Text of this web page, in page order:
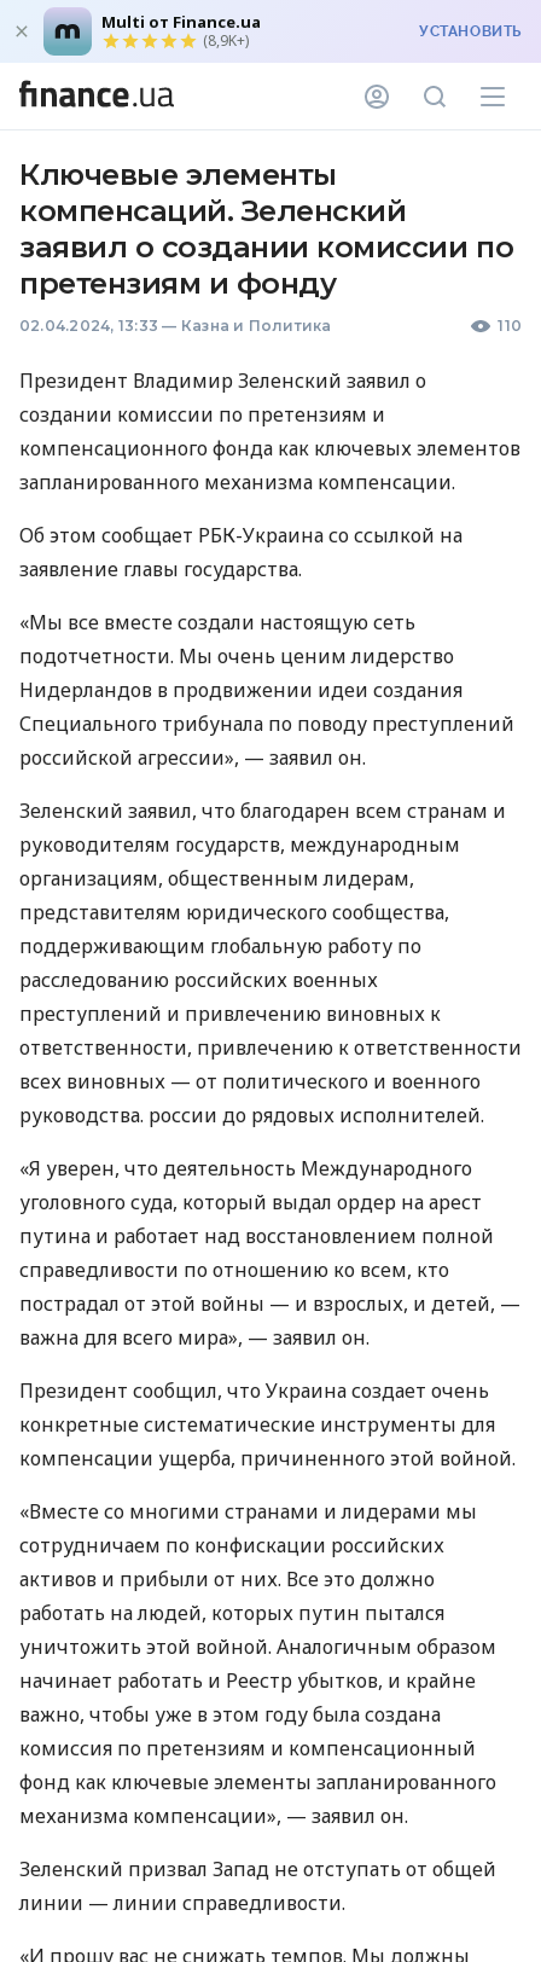
Multi от Finance.ua
(8,9K+) УСТАНОВИТЬ
Ключевые элементы
компенсаций. Зеленский
заявил о создании комиссии по
претензиям и фонду
02.04.2024, 13:33 — Казна и Политика 110
Президент Владимир Зеленский заявил о
создании комиссии по претензиям и
компенсационного фонда как ключевых элементов
запланированного механизма компенсации.
Об этом сообщает РБК-Украина со ссылкой на
заявление главы государства.
«Мы все вместе создали настоящую сеть
подотчетности. Мы очень ценим лидерство
Нидерландов в продвижении идеи создания
Специального трибунала по поводу преступлений
российской агрессии», — заявил он.
Зеленский заявил, что благодарен всем странам и
руководителям государств, международным
организациям, общественным лидерам,
представителям юридического сообщества,
поддерживающим глобальную работу по
расследованию российских военных
преступлений и привлечению виновных к
ответственности, привлечению к ответственности
всех виновных — от политического и военного
руководства. россии до рядовых исполнителей.
«Я уверен, что деятельность Международного
уголовного суда, который выдал ордер на арест
путина и работает над восстановлением полной
справедливости по отношению ко всем, кто
пострадал от этой войны — и взрослых, и детей, —
важна для всего мира», — заявил он.
Президент сообщил, что Украина создает очень
конкретные систематические инструменты для
компенсации ущерба, причиненного этой войной.
«Вместе со многими странами и лидерами мы
сотрудничаем по конфискации российских
активов и прибыли от них. Все это должно
работать на людей, которых путин пытался
уничтожить этой войной. Аналогичным образом
начинает работать и Реестр убытков, и крайне
важно, чтобы уже в этом году была создана
комиссия по претензиям и компенсационный
фонд как ключевые элементы запланированного
механизма компенсации», — заявил он.
Зеленский призвал Запад не отступать от общей
линии — линии справедливости.
«И прошу вас не снижать темпов. Мы должны